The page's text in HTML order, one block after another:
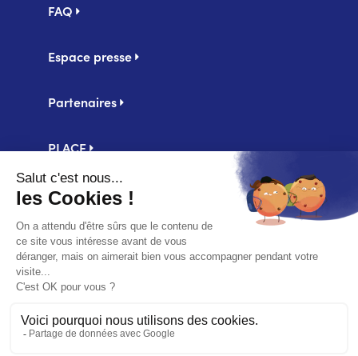
FAQ
Espace presse
Partenaires
PLACE
Centrale d'achat UniHA
Second
Mentions légales
Politique de confidentialité